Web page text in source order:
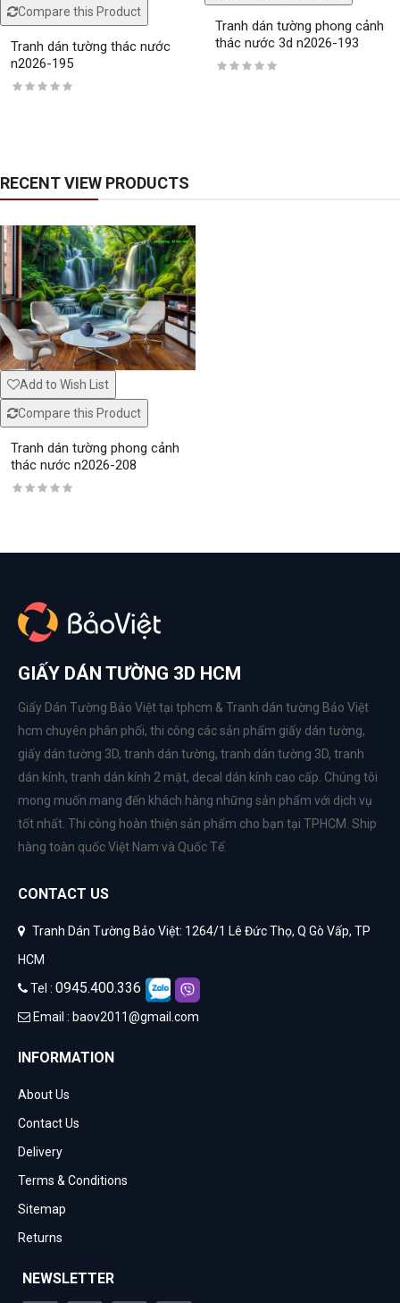
Compare this Product
Tranh dán tường thác nước
n2026-195
Tranh dán tường phong cảnh
thác nước 3d n2026-193
RECENT VIEW PRODUCTS
Add to Wish List
Compare this Product
Tranh dán tường phong cảnh
thác nước n2026-208
Window mural me324
GIẤY DÁN TƯỜNG 3D HCM
Giấy Dán Tường Bảo Việt tại tphcm & Tranh dán tường Bảo Việt
hcm chuyên phân phối, thi công các sản phẩm giấy dán tường,
giấy dán tường 3D, tranh dán tường, tranh dán tường 3D, tranh
dán kính, tranh dán kính 2 mặt, decal dán kính cao cấp. Chúng tôi
mong muốn mang đến khách hàng những sản phẩm với dịch vụ
tốt nhất. Thi công hoàn thiện sản phẩm cho bạn tại TPHCM. Ship
hàng toàn quốc Việt Nam và Quốc Tế.
CONTACT US
Tranh Dán Tường Bảo Việt: 1264/1 Lê Đức Thọ, Q Gò Vấp, TP
HCM
Tel : 0945.400.336
Email : baov2011@gmail.com
INFORMATION
About Us
Contact Us
Delivery
Terms & Conditions
Sitemap
Returns
NEWSLETTER